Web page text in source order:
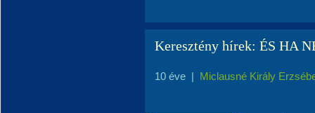
Keresztény hírek: ÉS HA
10 éve | Miclausné Király